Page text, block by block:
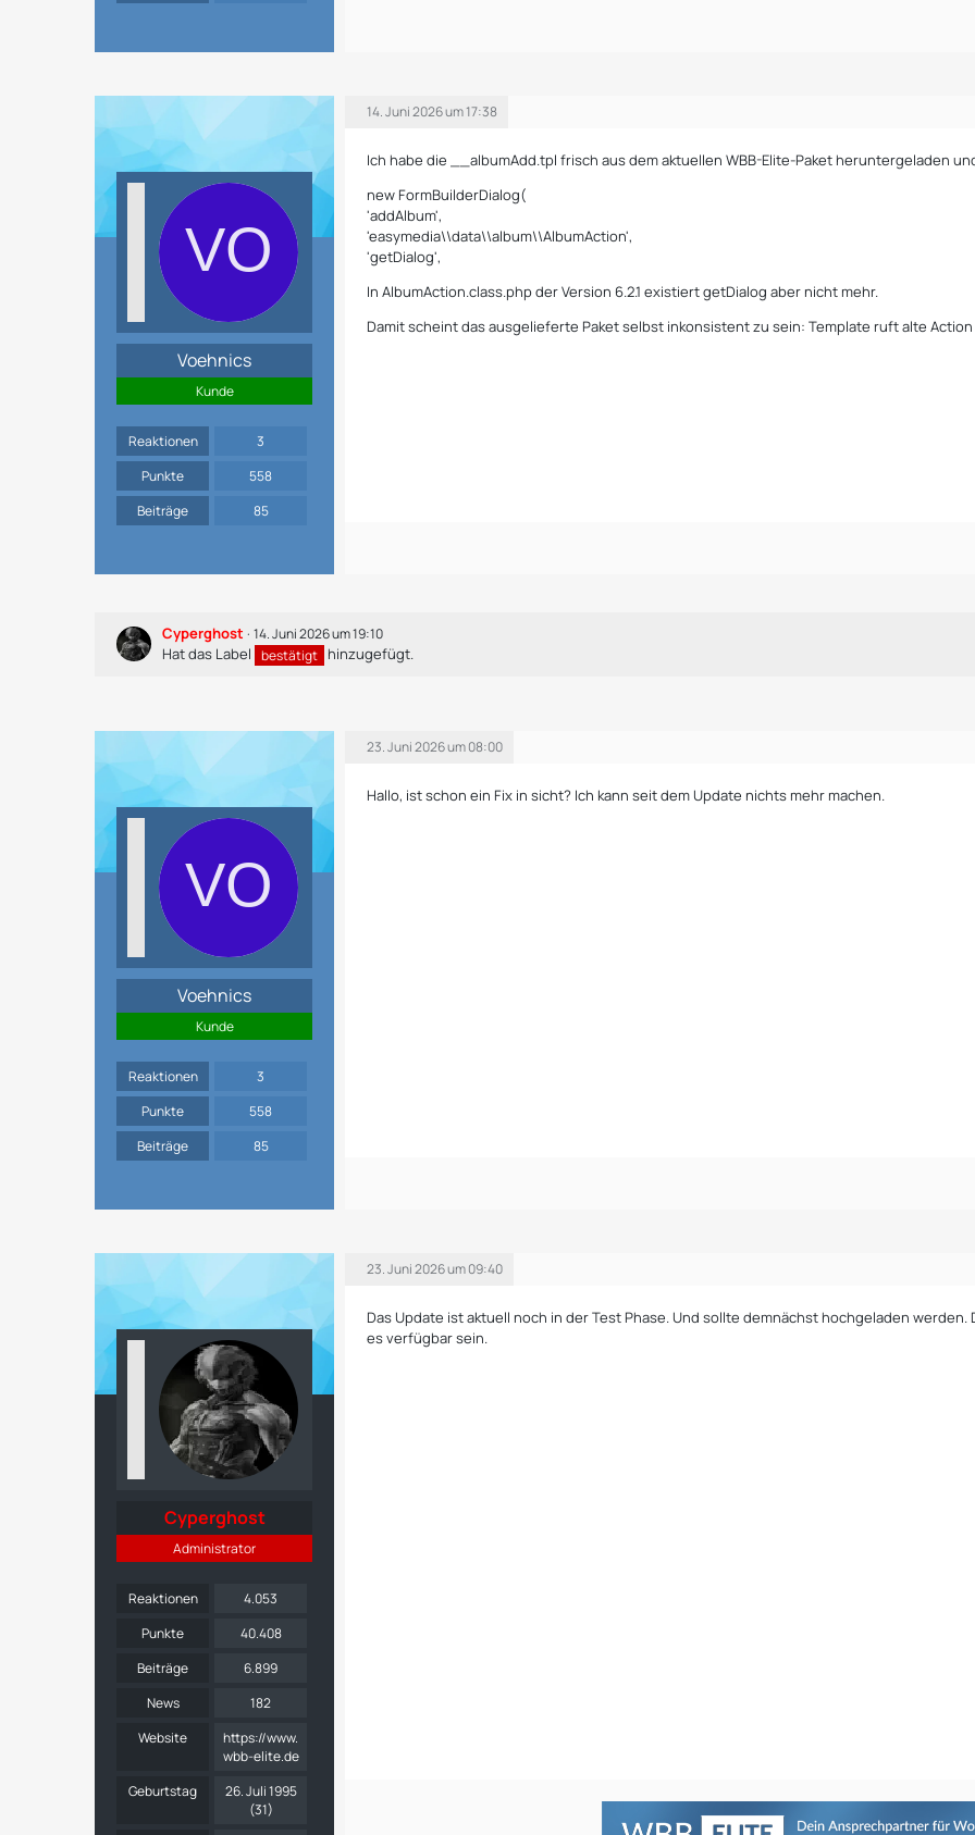
Voehnics
Kunde
Reaktionen
3
Punkte
558
Beiträge
85
14. Juni 2026 um 17:38
Ich habe die __albumAdd.tpl frisch aus dem aktuellen WBB-Elite-Paket heruntergeladen
new FormBuilderDialog(
'addAlbum',
'easymedia\\data\\album\\AlbumAction',
'getDialog',
In AlbumAction.class.php der Version 6.2.1 existiert getDialog aber nicht mehr.
Damit scheint das ausgelieferte Paket selbst inkonsistent zu sein: Template ruft alte
Cyperghost 14. Juni 2026 um 19:10
Hat das Label bestätigt hinzugefügt.
Voehnics
Kunde
Reaktionen
3
Punkte
558
Beiträge
85
23. Juni 2026 um 08:00
Hallo, ist schon ein Fix in sicht? Ich kann seit dem Update nichts mehr machen.
Cyperghost
Administrator
Reaktionen
4.053
Punkte
40.408
Beiträge
6.899
News
182
Website
https://www.
wbb-elite.de
Geburtstag
26. Juli 1995
(31)
23. Juni 2026 um 09:40
Das Update ist aktuell noch in der Test Phase. Und sollte demnächst hochgeladen
es verfügbar sein.